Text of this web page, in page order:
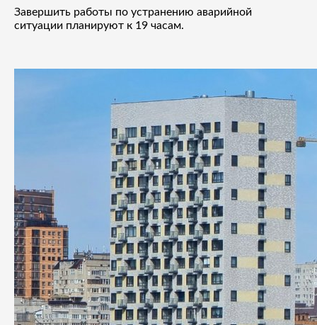
Завершить работы по устранению аварийной
ситуации планируют к 19 часам.